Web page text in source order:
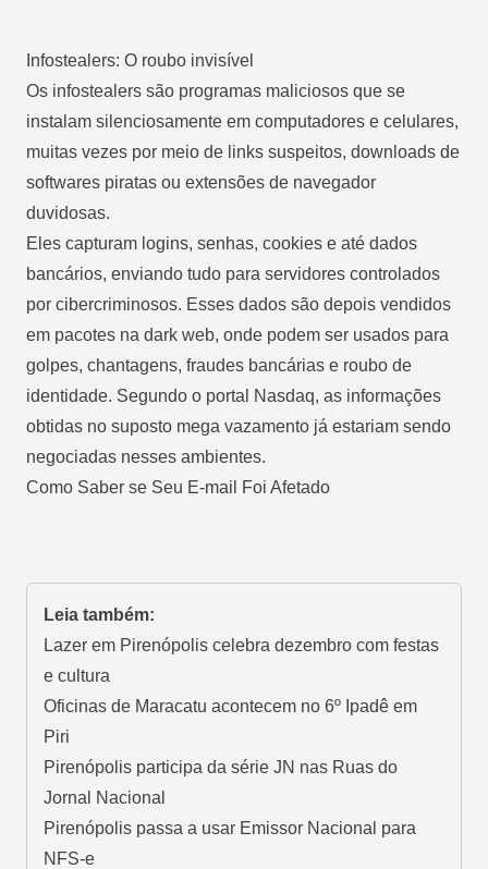
Infostealers: O roubo invisível
Os infostealers são programas maliciosos que se
instalam silenciosamente em computadores e celulares,
muitas vezes por meio de links suspeitos, downloads de
softwares piratas ou extensões de navegador
duvidosas.
Eles capturam logins, senhas, cookies e até dados
bancários, enviando tudo para servidores controlados
por cibercriminosos. Esses dados são depois vendidos
em pacotes na dark web, onde podem ser usados para
golpes, chantagens, fraudes bancárias e roubo de
identidade. Segundo o portal Nasdaq, as informações
obtidas no suposto mega vazamento já estariam sendo
negociadas nesses ambientes.
Como Saber se Seu E-mail Foi Afetado
Leia também:
Lazer em Pirenópolis celebra dezembro com festas
e cultura
Oficinas de Maracatu acontecem no 6º Ipadê em
Piri
Pirenópolis participa da série JN nas Ruas do
Jornal Nacional
Pirenópolis passa a usar Emissor Nacional para
NFS-e